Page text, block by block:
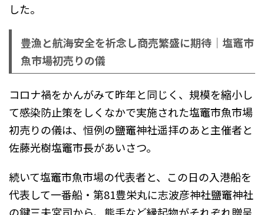
した。
豊漁と航海安全を祈念し商売繁盛に期待｜塩竈市
魚市場初売りの儀
コロナ禍をかんがみて昨年と同じく、規模を縮小し
て感染防止策をしくなかで実施された塩竈市魚市場
初売りの儀は、恒例の鹽竈神社遥拝のあと主催者と
佐藤光樹塩竈市長があいさつ。
続いて塩竈市魚市場の代表者と、この日の入港船を
代表して一番船・第81豊栄丸に志波彦神社鹽竈神社